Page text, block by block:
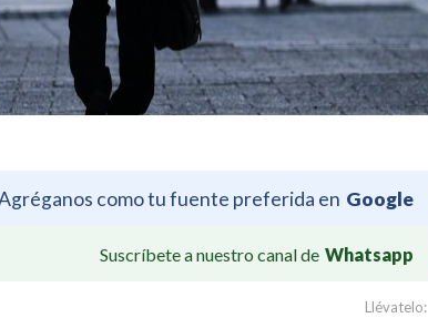
como tu fuente preferida en Google
Suscríbete a nuestro canal de Whatsapp
Llévatelo: